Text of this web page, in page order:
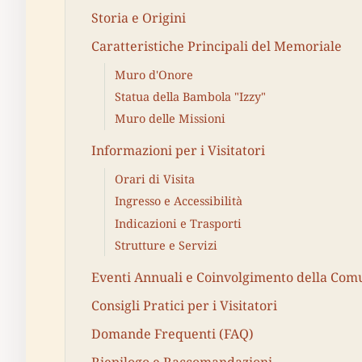
Storia e Origini
Caratteristiche Principali del Memoriale
Muro d'Onore
Statua della Bambola "Izzy"
Muro delle Missioni
Informazioni per i Visitatori
Orari di Visita
Ingresso e Accessibilità
Indicazioni e Trasporti
Strutture e Servizi
Eventi Annuali e Coinvolgimento della
Consigli Pratici per i Visitatori
Domande Frequenti (FAQ)